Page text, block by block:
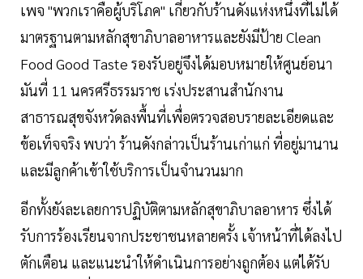
เพจ "พวกเราคือผู้บริโภค" เกี่ยวกับร้านดังแห่งหนึ่งที่ไม่ได้
มาตรฐานตามหลักสุขาภิบาลอาหารและยังมีป้าย Clean
Food Good Taste รองรับอยู่จึงได้มอบหมายให้ศูนย์อนา
มันที่ 11 นครศรีธรรมราช เร่งประสานสำนักงาน
สาธารณสุขจังหวัดลงพื้นที่เพื่อตรวจสอบรายละเอียดและ
ข้อเท็จจริง พบว่า ร้านดังกล่าวเป็นร้านเก่าแก่ ที่อยู่มานาน
และมีลูกค้าเข้าใช้บริการเป็นจำนวนมาก
อีกทั้งยังละเลยการปฏิบัติตามหลักสุขาภิบาลอาหาร ซึ่งได้
รับการร้องเรียนจากประชาชนหลายครั้ง เจ้าหน้าที่ได้ลงไป
ตักเตือน และแนะนำให้ดำเนินการอย่างถูกต้อง แต่ได้รับ